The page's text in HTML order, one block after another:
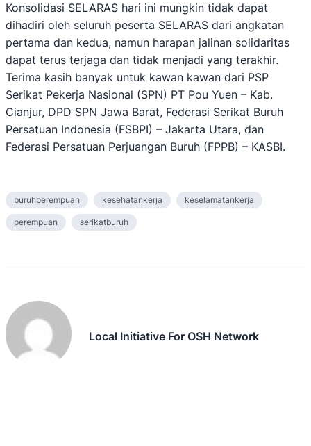
Konsolidasi SELARAS hari ini mungkin tidak dapat
dihadiri oleh seluruh peserta SELARAS dari angkatan
pertama dan kedua, namun harapan jalinan solidaritas
dapat terus terjaga dan tidak menjadi yang terakhir.
Terima kasih banyak untuk kawan kawan dari PSP
Serikat Pekerja Nasional (SPN) PT Pou Yuen – Kab.
Cianjur, DPD SPN Jawa Barat, Federasi Serikat Buruh
Persatuan Indonesia (FSBPI) – Jakarta Utara, dan
Federasi Persatuan Perjuangan Buruh (FPPB) – KASBI.
buruhperempuan kesehatankerja keselamatankerja
perempuan serikatburuh
Local Initiative For OSH Network